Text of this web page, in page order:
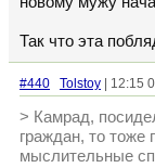
Так что эта
#440 Tolstoy | 12:15
> Камрад,
граждан, то тоже
мыслительные